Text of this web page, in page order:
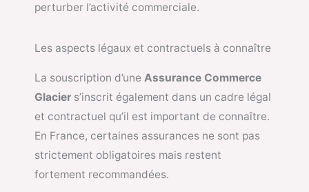
perturber l’activité commerciale.
Les aspects légaux et contractuels à connaître
La souscription d’une Assurance Commerce
Glacier s’inscrit également dans un cadre légal
et contractuel qu’il est important de connaître.
En France, certaines assurances ne sont pas
strictement obligatoires mais restent
fortement recommandées.